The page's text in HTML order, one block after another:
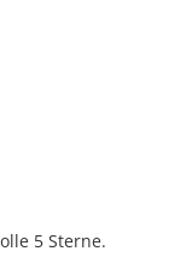
5 Sterne.